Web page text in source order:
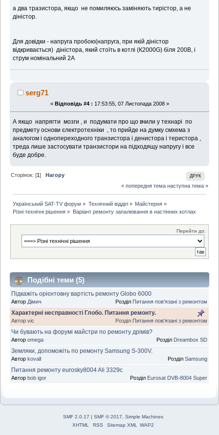
а два тразистора, якщо не помиляюсь заміняють тирістор, а не
діністор.
Для довідки - напруга пробою(напруга, при якій діністор
відкривається) діністора, який стоїть в котлі (К2000G) біля 200В, і
струм номінальний 2А
serg71
« Відповідь #4 : 17:53:55, 07 Листопада 2008 »
А якщо напрягти мозги , и подумати про що вчили у технарі по
предмету основи єлектротехніки , то прийде на думку смхема з
аналогом і однопереходного транзистора і денистора і теристора ,
треда лише застосувати транзистори на підходящу напругу і все
буде добре.
ДРУК
Сторінок: [1]
Нагору
« попередня тема наступна тема »
Український SAT-TV форум » Технічний відділ» Майстерня»
Різні технічні рішення » Варіант ремонту запалювання в настінних котлах
Перейти до:
Подібні теми (5)
Підкажіть орієнтовну вартість ремонту Globo 6000
Автор Дімич Розділ Питання пов'язані з ремонтом
Характерні несправності Глобо. Питання ремонту.
Автор vic Розділ Питання пов'язані з ремонтом
Чи бувають на форумі майстри по ремонту дрімів?
Автор omega Розділ Dreambox SD
Земляки, допоможіть по ремонту Samsung S-300V.
Автор kovall Розділ Samsung
Питання ремонту eurosky8004 Ali 3329c
Автор bob igor Розділ Eurosat DVB-8004 Super
SMF 2.0.17 | SMF © 2017
Simple Machines
XHTML
RSS Sitemap XML WAP2